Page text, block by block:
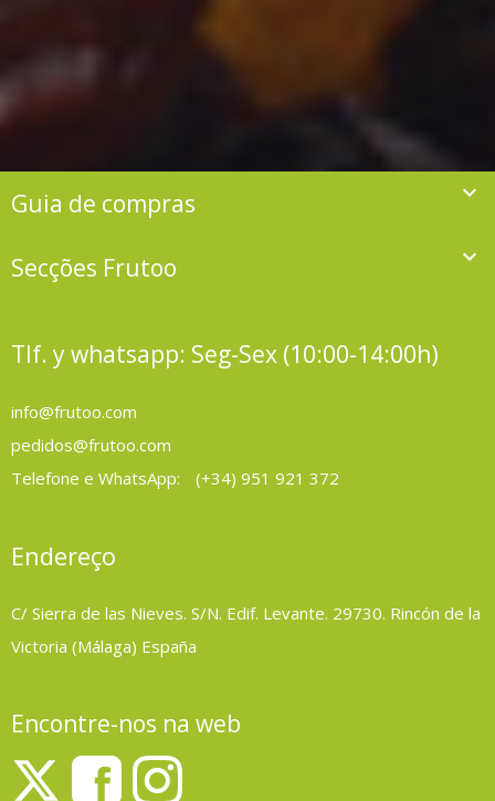
Guia de compras 
Secções Frutoo 
Tlf. y whatsapp: Seg-Sex (10:00-14:00h)
info@frutoo.com
pedidos@frutoo.com
Telefone e WhatsApp:
(+34) 951 921 372
Endereço
C/ Sierra de las Nieves. S/N. Edif. Levante. 29730. Rincón de la
Victoria (Málaga) España
Encontre-nos na web